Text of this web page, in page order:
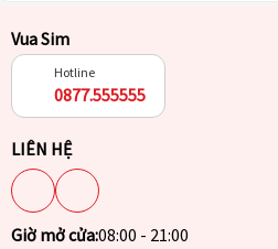
Vua Sim
Hotline
0877.555555
LIÊN HỆ
Giờ mở cửa:08:00 - 21:00